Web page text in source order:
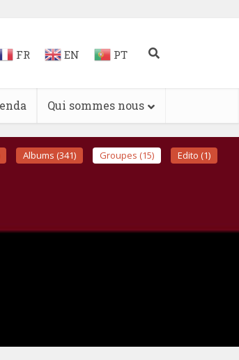
FR EN PT
Qui sommes nous
Albums (341) Groupes (15)
Edito (1)